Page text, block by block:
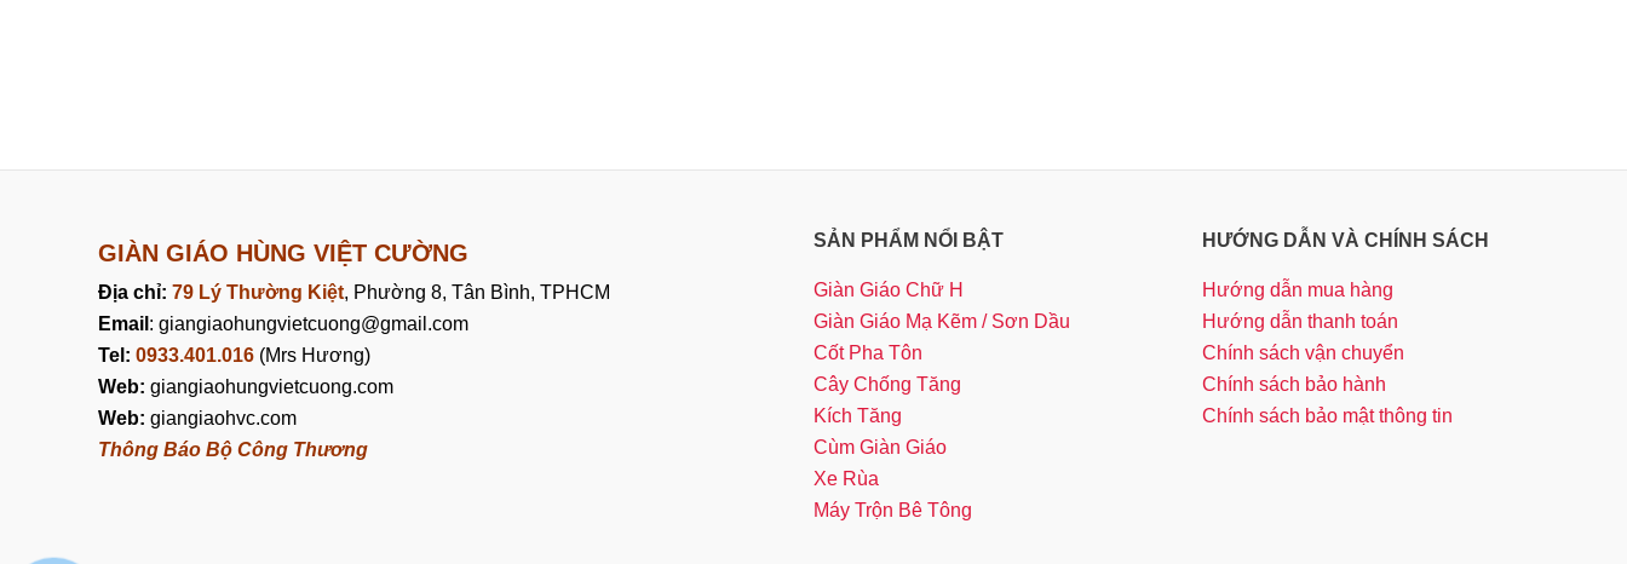
GIÀN GIÁO HÙNG VIỆT CƯỜNG
Địa chỉ: 79 Lý Thường Kiệt, Phường 8, Tân Bình, TPHCM
Email : giangiaohungvietcuong@gmail.com
Tel: 0933.401.016(Mrs Hương)
Web: giangiaohungvietcuong.com
Web: giangiaohvc.com
Thông Báo Bộ Công Thương
SẢN PHẨM NỔI BẬT
Giàn Giáo Chữ H
Giàn Giáo Mạ Kẽm / Sơn Dầu
Cốt Pha Tôn
Cây Chống Tăng
Kích Tăng
Cùm Giàn Giáo
Xe Rùa
Máy Trộn Bê Tông
HƯỚNG DẪN VÀ CHÍNH SÁCH
Hướng dẫn mua hàng
Hướng dẫn thanh toán
Chính sách vận chuyển
Chính sách bảo hành
Chính sách bảo mật thông tin